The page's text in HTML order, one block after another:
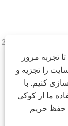
حق چاپ © 2022 Symor Instrument Equipment Co., Ltd. Environmental
Test Chamber,
صفحه اصلی ما
تماس بگیرید
تجربه مرور
را تجزیه و
کنیم. با
ما از کوکی
حریم